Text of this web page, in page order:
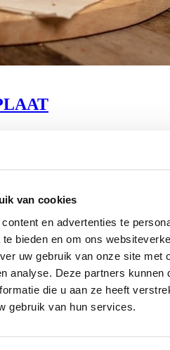
van cookies
en advertenties te
bieden en om ons
uw gebruik van onze site met
analyse. Deze partners kunnen
die u aan ze heeft
gebruik van hun services.